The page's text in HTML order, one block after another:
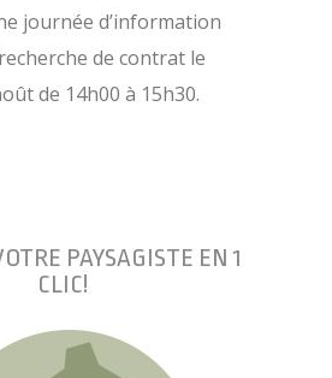
journée d’information
de contrat le
de 14h00 à 15h30.
PAYSAGISTE EN 1
CLIC!